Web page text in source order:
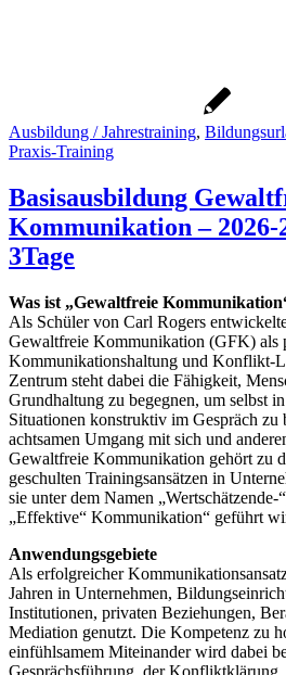
Ausbildung / Jahrestraining,
Praxis-Training
Basisausbildung
Kommunikation – 2026-
3Tage
Was ist „Gewaltfreie
Als Schüler von Carl Rogers
Gewaltfreie Kommunikation (GFK) als
Kommunikationshaltung und Konflikt-
Zentrum steht dabei die Fähigkeit,
Grundhaltung zu begegnen, um selbst
Situationen konstruktiv im Gespräch zu
achtsamen Umgang mit sich und
Gewaltfreie Kommunikation gehört zu
geschulten Trainingsansätzen in
sie unter dem Namen
„Effektive“ Kommunikation“ geführt
Anwendungsgebiete
Als erfolgreicher
Jahren in Unternehmen,
Institutionen, privaten Beziehungen,
Mediation genutzt. Die Kompetenz zu
einfühlsamem Miteinander wird dabei